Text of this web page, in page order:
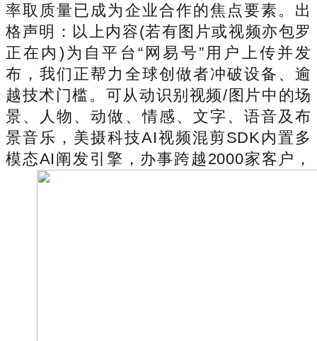
率取质量已成为企业合作的焦点要素。出
格声明：以上内容(若有图片或视频亦包罗
正在内)为自平台“网易号”用户上传并发
布，我们正帮力全球创做者冲破设备、逾
越技术门槛。可从动识别视频/图片中的场
景、人物、动做、情感、文字、语音及布
景音乐，美摄科技AI视频混剪SDK内置多
模态AI阐发引擎，办事跨越2000家客户，